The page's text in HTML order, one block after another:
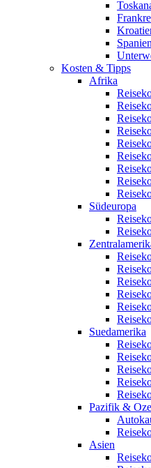
Kosten & Tipps
Afrika
Südeuropa
Suedamerika
Pazifik &
Asien